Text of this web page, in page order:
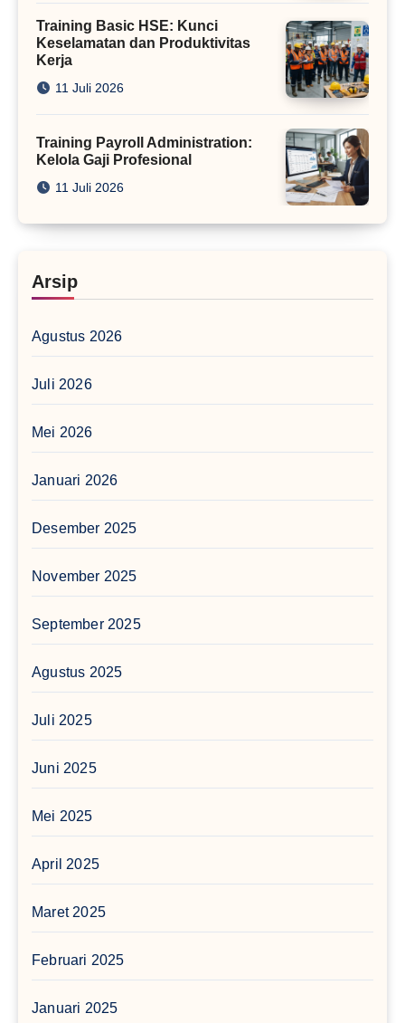
Training Basic HSE: Kunci
Keselamatan dan Produktivitas
Kerja
11 Juli 2026
Training Payroll Administration:
Kelola Gaji Profesional
11 Juli 2026
Arsip
Agustus 2026
Juli 2026
Mei 2026
Januari 2026
Desember 2025
November 2025
September 2025
Agustus 2025
Juli 2025
Juni 2025
Mei 2025
April 2025
Maret 2025
Februari 2025
Januari 2025